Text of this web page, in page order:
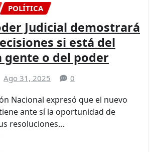
POLÍTICA
Judicial demostrará
si está del
gente o del poder
Ago 31, 2025 0
Nacional expresó que el nuevo
ante sí la oportunidad de
resoluciones…